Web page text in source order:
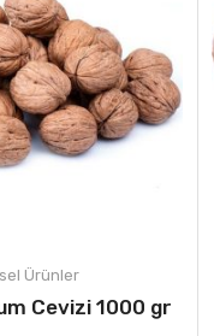
Ürünler
Cevizi 1000 gr